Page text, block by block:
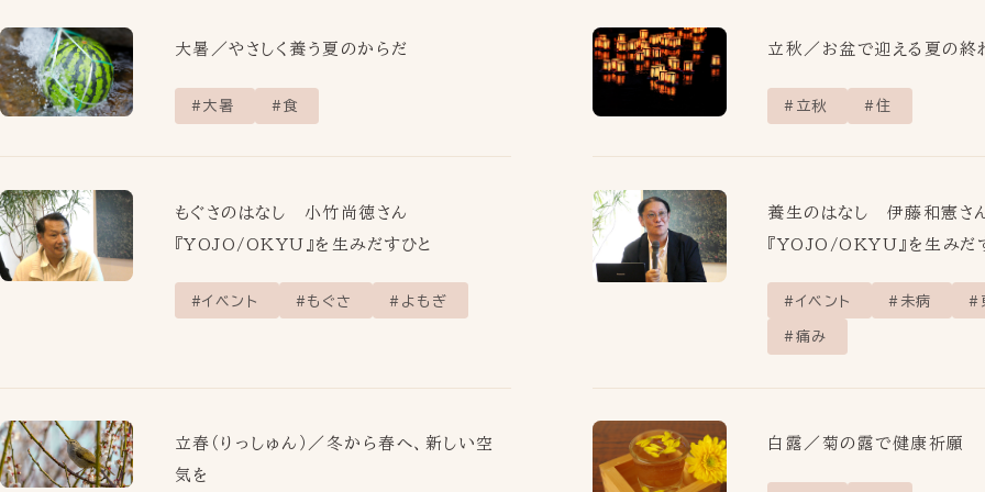
大暑／やさしく養う夏のからだ
大暑 食
立秋／お盆で迎える夏の終
立秋 住
もぐさのはなし 小竹尚徳さん
『YOJO/OKYU』を生みだすひと
イベント もぐさ よもぎ
養生のはなし 伊藤和憲さ
『YOJO/OKYU』を生みだ
イベント 未病
痛み
立春（りっしゅん）／冬から春へ、新しい空
気を
白露／菊の露で健康祈願